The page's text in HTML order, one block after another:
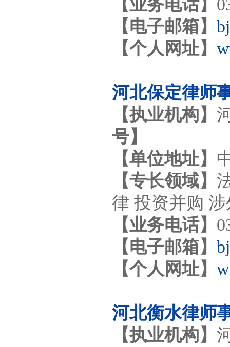
【业务电话】
【电子邮箱】
【个人网址】
河北保定律师
【执业机构】
号】
【单位地址】
【专长领域】
律 投资并购
【业务电话】
【电子邮箱】
【个人网址】
河北衡水律师
【执业机构】